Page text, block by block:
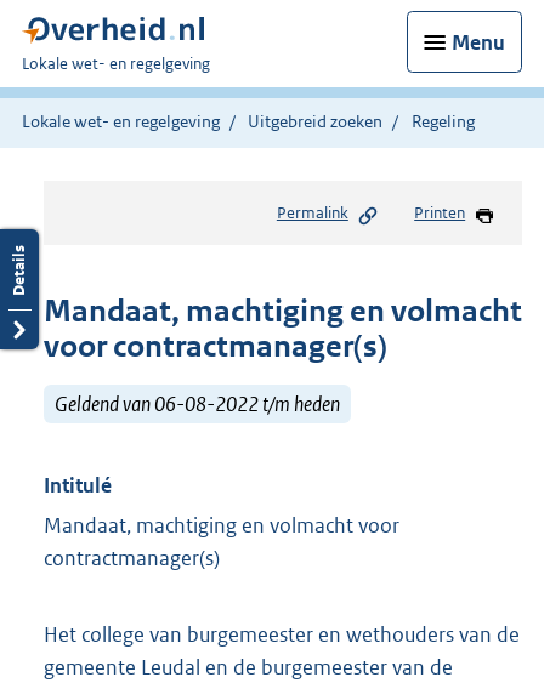
Menu
U
bent
hier:
Lokale wet- en regelgeving
Lokale wet- en regelgeving Uitgebreid zoeken Regeling
Permalink Printen
Mandaat, machtiging en volmacht
voor contractmanager(s)
Geldend van 06-08-2022 t/m heden
Intitulé
Mandaat, machtiging en volmacht voor
contractmanager(s)
Het college van burgemeester en wethouders van de
gemeente Leudal en de burgemeester van de